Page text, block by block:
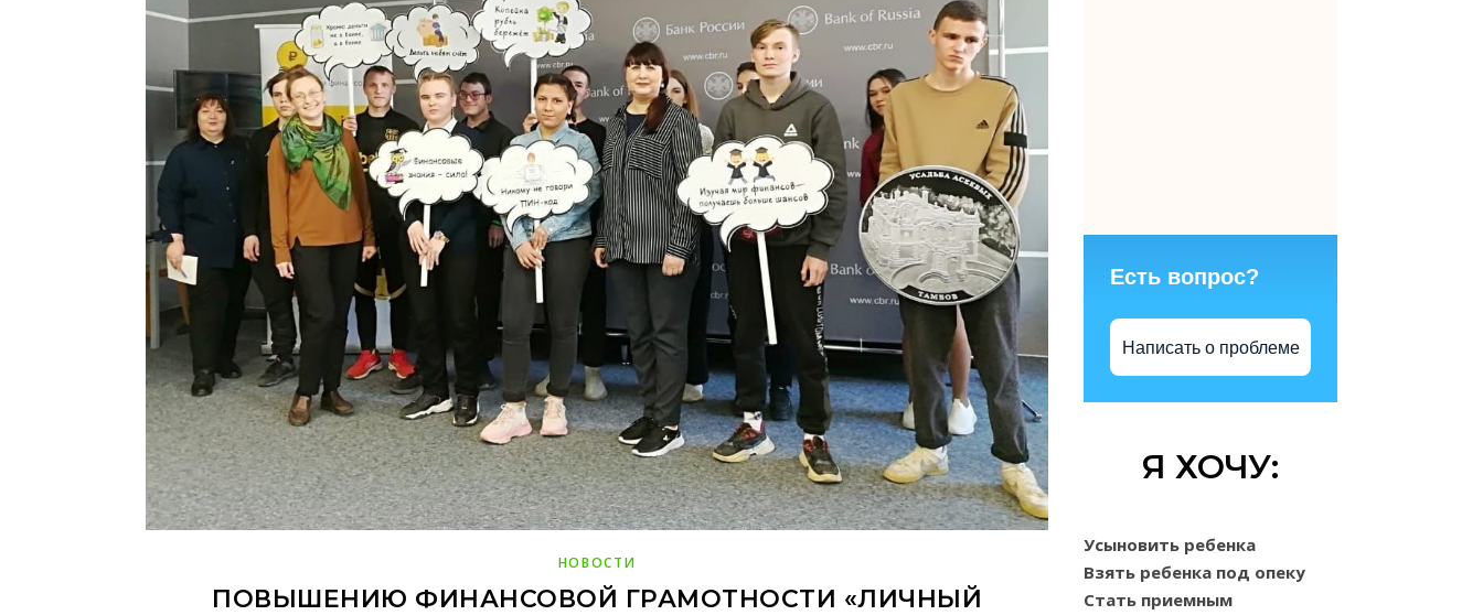
НОВОСТИ
ПОВЫШЕНИЮ ФИНАНСОВОЙ ГРАМОТНОСТИ «ЛИЧНЫЙ
Есть вопрос?
Написать о проблеме
Я ХОЧУ:
Усыновить ребенка
Взять ребенка под опеку
Стать приемным